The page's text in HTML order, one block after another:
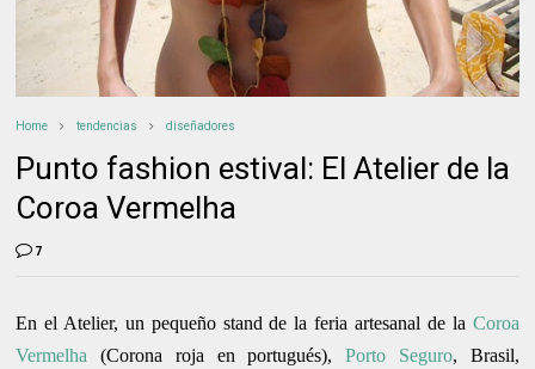
Home tendencias diseñadores
Punto fashion estival: El Atelier de la
Coroa Vermelha
7
En el Atelier, un pequeño stand de la feria artesanal de la Coroa
Vermelha (Corona roja en portugués),Porto Seguro, Brasil,